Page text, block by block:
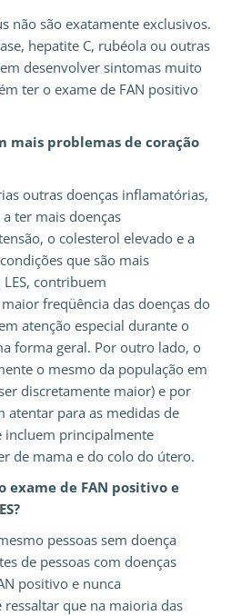
não são exatamente exclusivos.
hepatite C, rubéola ou outras
desenvolver sintomas muito
ter o exame de FAN positivo
mais problemas de coração
outras doenças inflamatórias,
a ter mais doenças
o colesterol elevado e a
que são mais
contribuem
freqüência das doenças do
atenção especial durante o
forma geral. Por outro lado, o
o mesmo da população em
discretamente maior) e por
atentar para as medidas de
incluem principalmente
de mama e do colo do útero.
exame de FAN positivo e
pessoas sem doença
de pessoas com doenças
positivo e nunca
ressaltar que na maioria das